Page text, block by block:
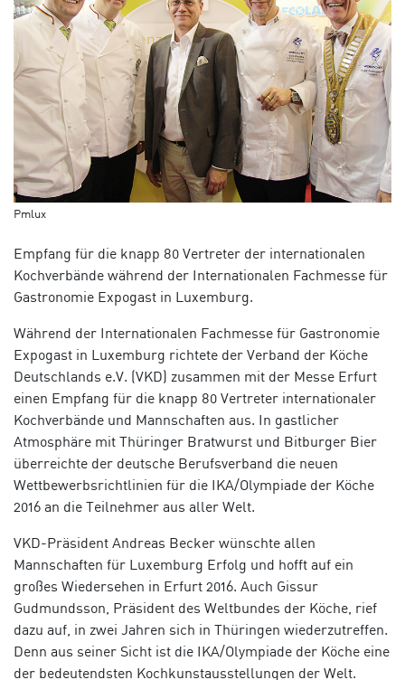
Pmlux
Empfang für die knapp 80 Vertreter der internationalen
Kochverbände während der Internationalen Fachmesse für
Gastronomie Expogast in Luxemburg.
Während der Internationalen Fachmesse für Gastronomie
Expogast in Luxemburg richtete der Verband der Köche
Deutschlands e.V. (VKD) zusammen mit der Messe Erfurt
einen Empfang für die knapp 80 Vertreter internationaler
Kochverbände und Mannschaften aus. In gastlicher
Atmosphäre mit Thüringer Bratwurst und Bitburger Bier
überreichte der deutsche Berufsverband die neuen
Wettbewerbsrichtlinien für die IKA/Olympiade der Köche
2016 an die Teilnehmer aus aller Welt.
VKD-Präsident Andreas Becker wünschte allen
Mannschaften für Luxemburg Erfolg und hofft auf ein
großes Wiedersehen in Erfurt 2016. Auch Gissur
Gudmundsson, Präsident des Weltbundes der Köche, rief
dazu auf, in zwei Jahren sich in Thüringen wiederzutreffen.
Denn aus seiner Sicht ist die IKA/Olympiade der Köche eine
der bedeutendsten Kochkunstausstellungen der Welt.